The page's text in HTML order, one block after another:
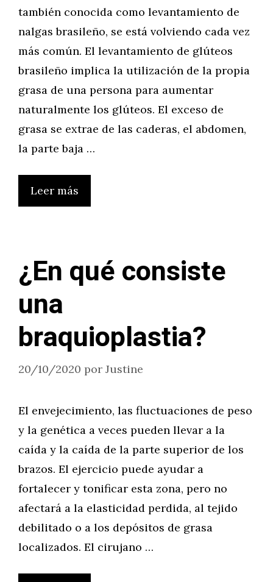
también conocida como levantamiento de
nalgas brasileño, se está volviendo cada vez
más común. El levantamiento de glúteos
brasileño implica la utilización de la propia
grasa de una persona para aumentar
naturalmente los glúteos. El exceso de
grasa se extrae de las caderas, el abdomen,
la parte baja …
Leer más
¿En qué consiste
una
braquioplastia?
20/10/2020 por Justine
El envejecimiento, las fluctuaciones de peso
y la genética a veces pueden llevar a la
caída y la caída de la parte superior de los
brazos. El ejercicio puede ayudar a
fortalecer y tonificar esta zona, pero no
afectará a la elasticidad perdida, al tejido
debilitado o a los depósitos de grasa
localizados. El cirujano …